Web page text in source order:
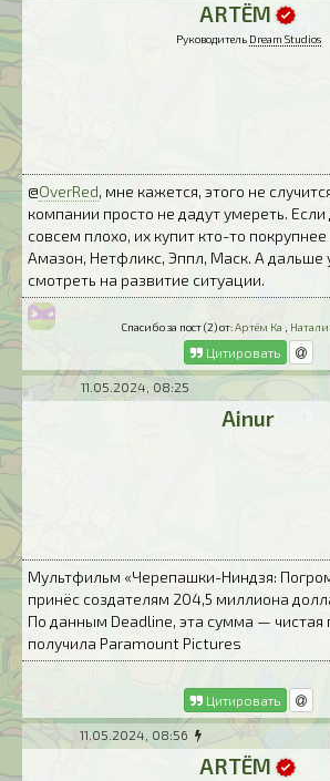
ARTЁM
Руководитель Dream Studios
@OverRed, мне кажется, этого не
компании просто не дадут умереть.
совсем плохо, их купит кто-то
Амазон, Нетфликс, Эппл, Маск. А дальше
смотреть на развитие ситуации.
Спасибо за пост (2) от: Артём Ка
Цитировать
11.05.2024, 08:25
Ainur
Мультфильм «Черепашки-Ниндзя:
принёс создателям 204,5 миллиона
По данным Deadline, эта сумма — чистая
получила Paramount Pictures
Цитировать
11.05.2024, 08:56
ARTЁM